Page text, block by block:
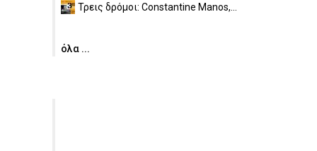
Τρεις δρόμοι: Constantine Manos,...
όλα ...